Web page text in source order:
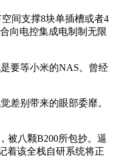
间支撑8块单插槽或者4
向电控集成电制制无限
要等小米的NAS。曾经
差别带来的眼部委靡。
被八颗B200所包抄。逼
着该全栈自研系统将正